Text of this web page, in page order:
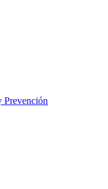
Prevención